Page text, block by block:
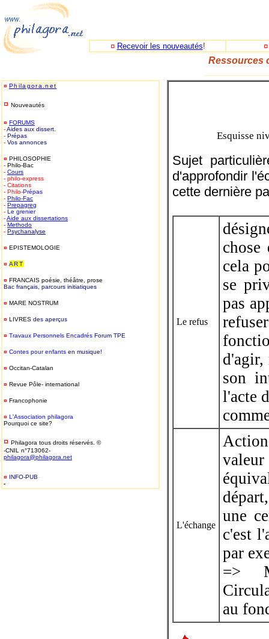
¤ Recevoir les nouveautés!
Ressources
¤ Philagora.net
¤ Nouveautés
¤ FORUMS
-Aides aux dissert.
- Prépas
- Vos annonces
¤ PHILOSOPHIE
- Philo-Bac
- Cours
- philo-express
- Citations
- Philo-Prépas
- Philo-Fac
- Prepagreg
- Le grenier
-Aide aux dissertations
- Methodo
- Psychanalyse
¤ EPISTEMOLOGIE
¤ ART
¤ FRANCAIS poésie, théâtre, prose
Bac français, parcours initiatiques
¤ MARE NOSTRUM
¤ LIVRES des aperçus
¤ Travaux Personnels Encadrés Forum TPE
¤ Contes pour enfants en musique!
¤ Occitan-Catalan
¤ Revue Pôle- international
¤ Francophonie
¤ L'Association philagora
Pourquoi ce site?
¤ Philagora tous droits réservés. ©
-CNIL n°713062-
philagora@philagora.net
¤ INFO-PUB-
-
Esquisse
Sujet
d'approfondir
cette dernière
Le refus
cela
se
pas
d'agir,
son
l'acte
L'échange
valeur
une
c'est
par
=>
au